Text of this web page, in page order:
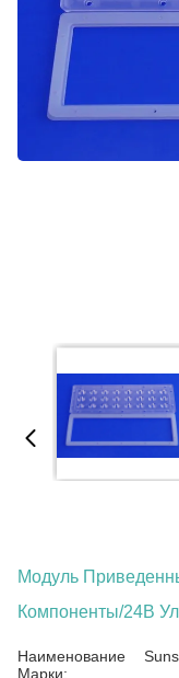
Модуль
Компоненты/24В
Наименование
Марки: